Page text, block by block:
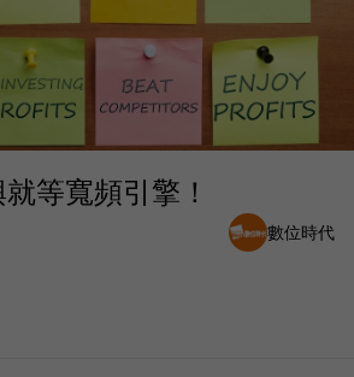
等寬頻引擎！
數位時代